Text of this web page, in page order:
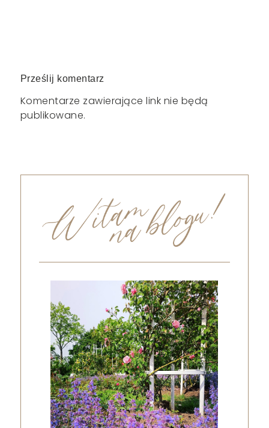
Prześlij komentarz
Komentarze zawierające link nie będą
publikowane.